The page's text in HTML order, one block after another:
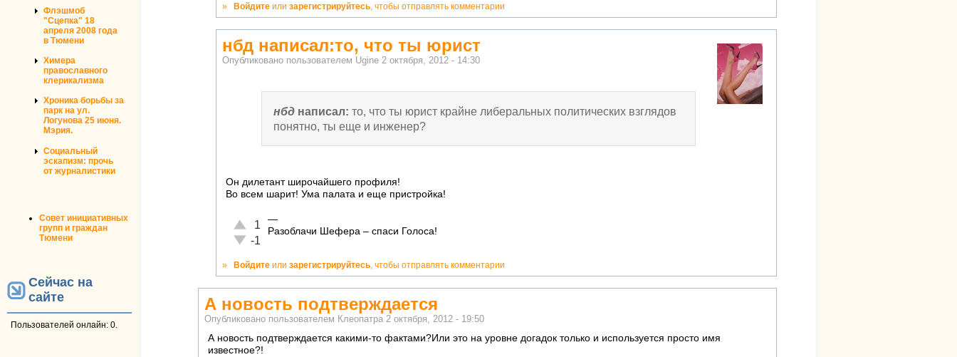
Флэшмоб
"Сцепка" 18
апреля 2008 года
в Тюмени
Химера
православного
клерикализма
Хроника борьбы за
парк на ул.
Логунова 25 июня.
Мэрия.
Социальный
эскапизм: прочь
от журналистики
Совет инициативных
групп и граждан
Тюмени
Сейчас на
сайте
Пользователей онлайн: 0.
» Войдите или зарегистрируйтесь , чтобы отправлять комментарии
нбд написал:то, что ты юрист
Опубликовано пользователем Ugine 2 октября, 2012 - 14:30
нбд написал:то, что ты юрист крайне либеральных политических взглядов
понятно, ты еще и инженер?
Он дилетант широчайшего профиля!
Во всем шарит! Ума палата и еще пристройка!
Отлично!
1
Неадекватно!
-1
—
Разоблачи Шефера – спаси Голоса!
» Войдите или зарегистрируйтесь , чтобы отправлять комментарии
А новость подтверждается
Опубликовано пользователем Клеопатра 2 октября, 2012 - 19:50
А новость подтверждается какими-то фактами?Или это на уровне догадок только и используется просто имя
известное?!